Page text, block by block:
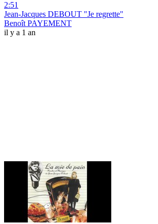
2:51
Jean-Jacques DEBOUT "Je regrette"
Benoît PAYEMENT
il y a 1 an